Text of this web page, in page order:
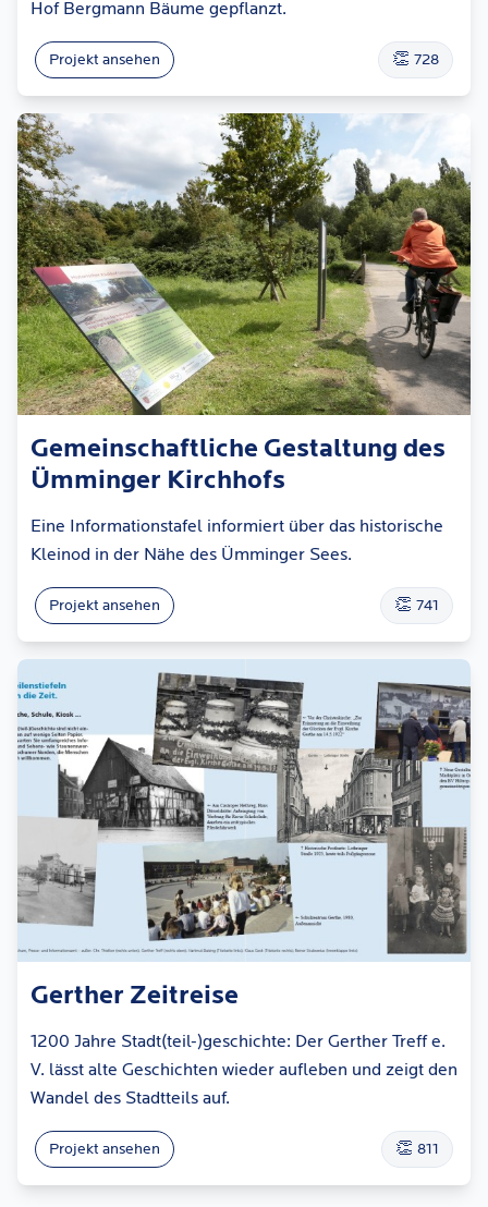
Hof Bergmann Bäume gepflanzt.
Projekt ansehen 👏 728
Gemeinschaftliche Gestaltung des
Ümminger Kirchhofs
Eine Informationstafel informiert über das historische
Kleinod in der Nähe des Ümminger Sees.
Projekt ansehen 👏 741
Gerther Zeitreise
1200 Jahre Stadt(teil-)geschichte: Der Gerther Treff e.
V. lässt alte Geschichten wieder aufleben und zeigt den
Wandel des Stadtteils auf.
Projekt ansehen 👏 811